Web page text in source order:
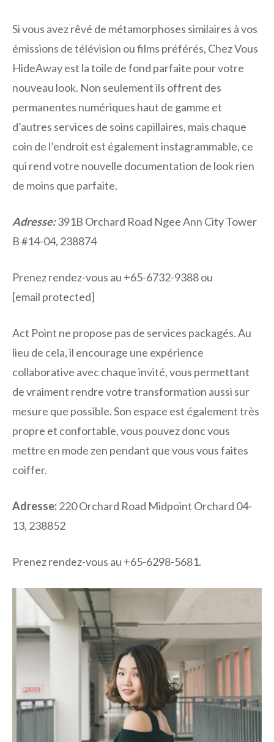
Si vous avez rêvé de métamorphoses similaires à vos
émissions de télévision ou films préférés, Chez Vous
HideAway est la toile de fond parfaite pour votre
nouveau look. Non seulement ils offrent des
permanentes numériques haut de gamme et
d’autres services de soins capillaires, mais chaque
coin de l’endroit est également instagrammable, ce
qui rend votre nouvelle documentation de look rien
de moins que parfaite.
Adresse:391B Orchard Road Ngee Ann City Tower
B #14-04, 238874
Prenez rendez-vous au +65-6732-9388 ou
[email protected]
Act Point ne propose pas de services packagés. Au
lieu de cela, il encourage une expérience
collaborative avec chaque invité, vous permettant
de vraiment rendre votre transformation aussi sur
mesure que possible. Son espace est également très
propre et confortable, vous pouvez donc vous
mettre en mode zen pendant que vous vous faites
coiffer.
Adresse:220 Orchard Road Midpoint Orchard 04-
13, 238852
Prenez rendez-vous au +65-6298-5681.